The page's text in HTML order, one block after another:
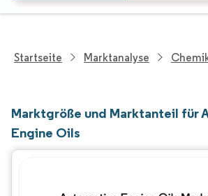
Startseite Marktanalyse
Marktgröße und Marktanteil für
Engine Oils